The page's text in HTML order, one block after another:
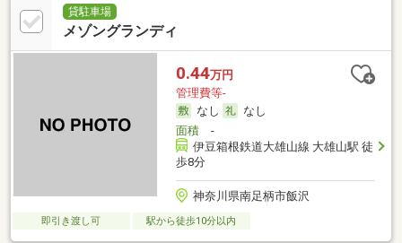
貸駐車場
メゾングランディ
0.44万円
管理費等-
なし
なし
面積-
伊豆箱根鉄道大雄山線 大雄山駅 徒
歩8分
神奈川県南足柄市飯沢
即引き渡し可 駅から徒歩10分以内